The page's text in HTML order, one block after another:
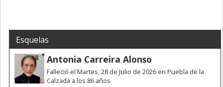
Esquelas
Antonia Carreira Alonso
Falleció el Martes, 28 de Julio de 2026 en Puebla de la
Calzada a los 86 años